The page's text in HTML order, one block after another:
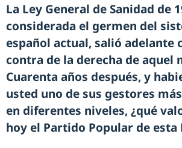
La Ley General de Sanidad de
considerada el germen del
español actual, salió adelante
contra de la derecha de aquel
Cuarenta años después, y
usted uno de sus gestores
en diferentes niveles, ¿qué
hoy el Partido Popular de esta